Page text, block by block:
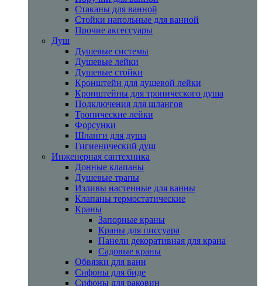
Стаканы для ванной
Стойки напольные для ванной
Прочие аксессуары
Душ
Душевые системы
Душевые лейки
Душевые стойки
Кронштейн для душевой лейки
Кронштейны для тропического душа
Подключения для шлангов
Тропические лейки
Форсунки
Шланги для душа
Гигиенический душ
Инженерная сантехника
Донные клапаны
Душевые трапы
Изливы настенные для ванны
Клапаны термостатические
Краны
Запорные краны
Краны для писсуара
Панели декоративная для крана
Садовые краны
Обвязки для ванн
Сифоны для биде
Сифоны для раковин